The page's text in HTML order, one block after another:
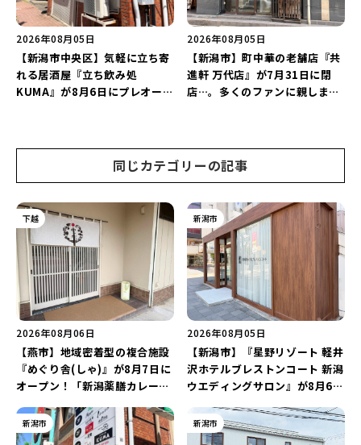
2026年08月05日
【新潟市中央区】気軽に立ち寄
れる居酒屋『立ち飲み処
KUMA』が8月6日にプレオープ
2026年08月05日
【新潟市】町中華の老舗店『共
進軒 万代店』が7月31日に閉
店…。多くのファンに親しまれ
同じカテゴリーの記事
下越
2026年08月06日
【燕市】地域密着型の複合施設
『めぐり舎(しゃ)』が8月7日に
オープン！「新潟薬膳カレー
メニューや漆喰アートを楽しも
う♪
新潟市
2026年08月05日
【新潟市】『星野リゾート 軽井
沢ホテルブレストンコート 新潟
ウエディングサロン』が8月6日
グを万代で相談しよう♪
新潟市 新潟市